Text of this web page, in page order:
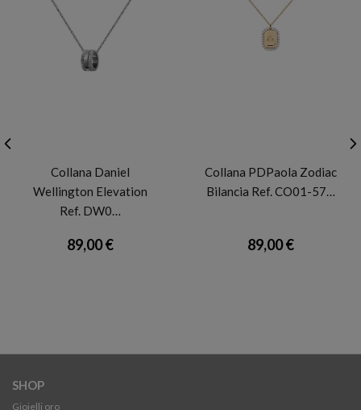
Collana Daniel
Wellington Elevation
Ref. DW0…
89,00 €
Collana PDPaola Zodiac
Bilancia Ref. CO01-57…
89,00 €
SHOP
Gioielli oro